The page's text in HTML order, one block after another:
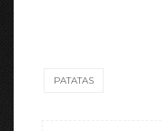
PATATAS